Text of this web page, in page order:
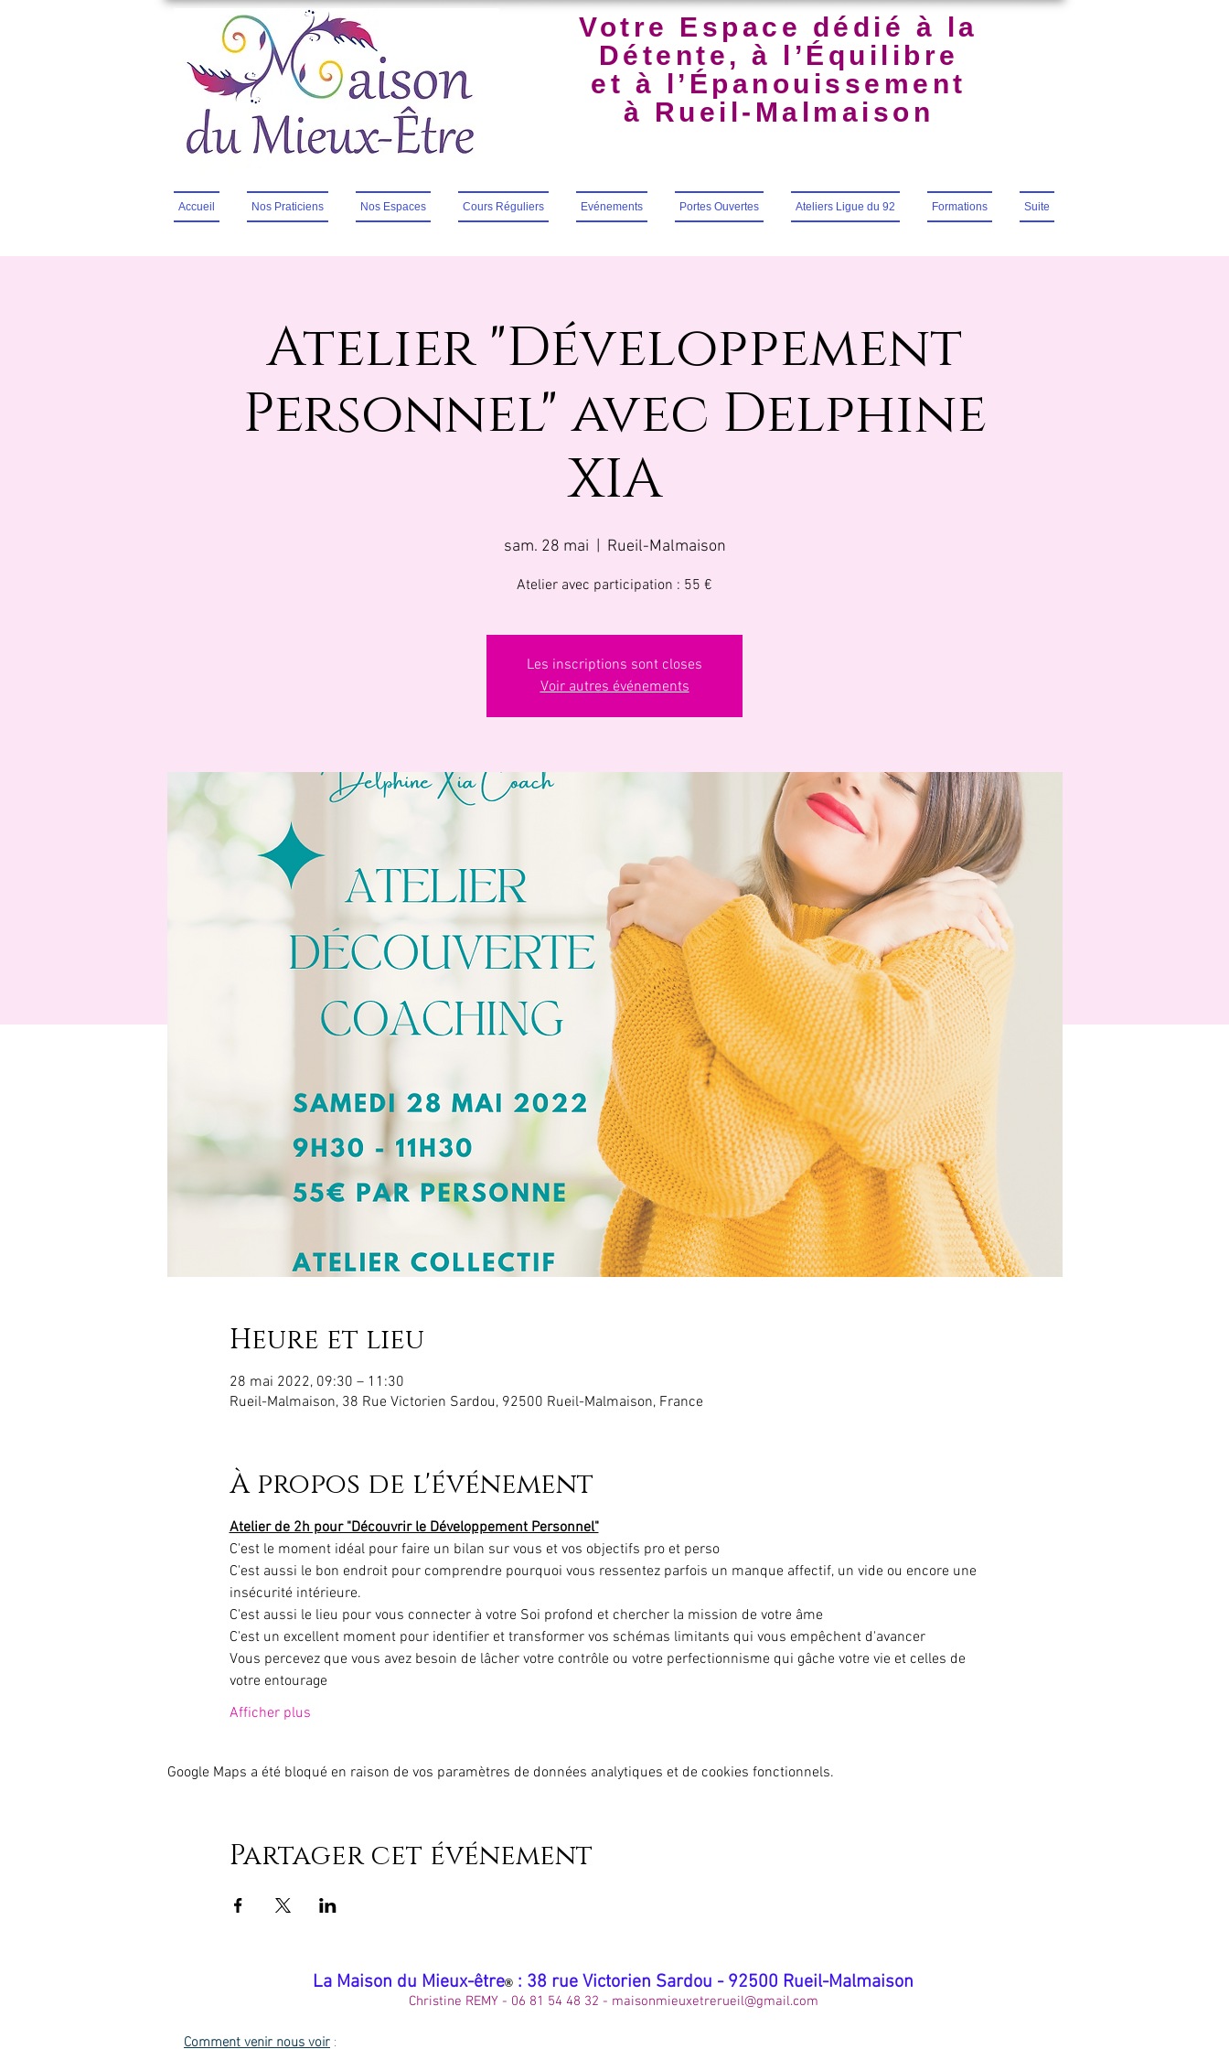
Votre Espace dédié à la
Détente, à l’Équilibre
et à l’Épanouissement
à Rueil-Malmaison
Accueil Nos Praticiens Nos Espaces Cours Réguliers Evénements Portes Ouvertes Ateliers Ligue du 92 Formations Suite
Atelier "Développement
Personnel" avec Delphine
XIA
sam. 28 mai Rueil-Malmaison
Atelier avec participation : 55 €
Les inscriptions sont closes
Voir autres événements
Heure et lieu
28 mai 2022, 09:30 – 11:30
Rueil-Malmaison, 38 Rue Victorien Sardou, 92500 Rueil-Malmaison, France
À propos de l'événement
Atelier de 2h pour "Découvrir le Développement Personnel"
C'est le moment idéal pour faire un bilan sur vous et vos objectifs pro et perso
C'est aussi le bon endroit pour comprendre pourquoi vous ressentez parfois un manque affectif, un vide ou encore une
insécurité intérieure.
C'est aussi le lieu pour vous connecter à votre Soi profond et chercher la mission de votre âme
C'est un excellent moment pour identifier et transformer vos schémas limitants qui vous empêchent d'avancer
Vous percevez que vous avez besoin de lâcher votre contrôle ou votre perfectionnisme qui gâche votre vie et celles de
votre entourage
Afficher plus
Google Maps a été bloqué en raison de vos paramètres de données analytiques et de cookies fonctionnels.
Partager cet événement
​La Maison du Mieux-être® : 38 rue Victorien Sardou - 92500 Rueil-Malmaison
Christine REMY - 06 81 54 48 32 - maisonmieuxetrerueil@gmail.com
Comment venir nous voir: